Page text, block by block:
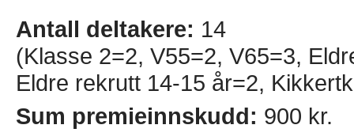
Antall deltakere: 14
(Klasse 2=2, V55=2, V65=3,
Eldre rekrutt 14-15 år=2,
Sum premieinnskudd: 900 kr.